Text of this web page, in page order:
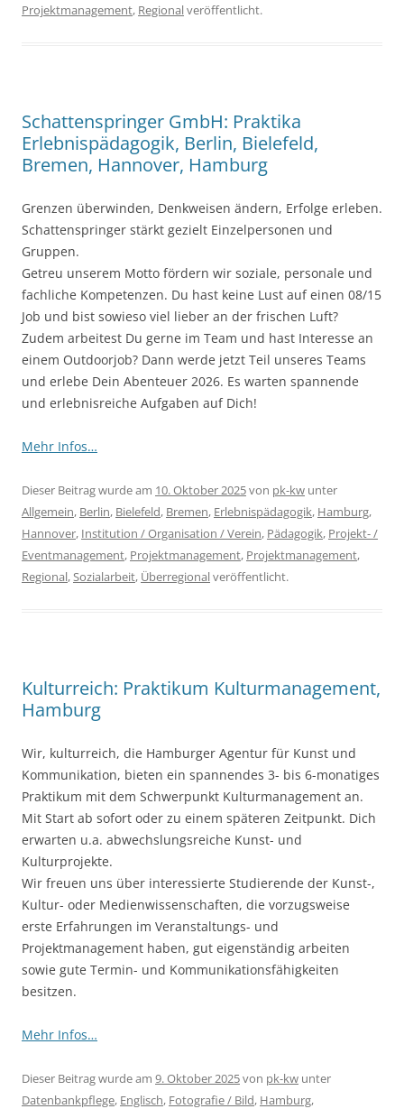
Projektmanagement, Regionalveröffentlicht.
Schattenspringer GmbH: Praktika
Erlebnispädagogik, Berlin, Bielefeld,
Bremen, Hannover, Hamburg
Grenzen überwinden, Denkweisen ändern, Erfolge erleben.
Schattenspringer stärkt gezielt Einzelpersonen und
Gruppen.
Getreu unserem Motto fördern wir soziale, personale und
fachliche Kompetenzen. Du hast keine Lust auf einen 08/15
Job und bist sowieso viel lieber an der frischen Luft?
Zudem arbeitest Du gerne im Team und hast Interesse an
einem Outdoorjob? Dann werde jetzt Teil unseres Teams
und erlebe Dein Abenteuer 2026. Es warten spannende
und erlebnisreiche Aufgaben auf Dich!
Mehr Infos…
Dieser Beitrag wurde am 10. Oktober 2025von pk-kw unter
Allgemein, Berlin, Bielefeld, Bremen, Erlebnispädagogik, Hamburg,
Hannover, Institution / Organisation / Verein, Pädagogik, Projekt- /
Eventmanagement, Projektmanagement, Projektmanagement,
Regional,Sozialarbeit, Überregionalveröffentlicht.
Kulturreich: Praktikum Kulturmanagement,
Hamburg
Wir, kulturreich, die Hamburger Agentur für Kunst und
Kommunikation, bieten ein spannendes 3- bis 6-monatiges
Praktikum mit dem Schwerpunkt Kulturmanagement an.
Mit Start ab sofort oder zu einem späteren Zeitpunkt. Dich
erwarten u.a. abwechslungsreiche Kunst- und
Kulturprojekte.
Wir freuen uns über interessierte Studierende der Kunst-,
Kultur- oder Medienwissenschaften, die vorzugsweise
erste Erfahrungen im Veranstaltungs- und
Projektmanagement haben, gut eigenständig arbeiten
sowie gute Termin- und Kommunikationsfähigkeiten
besitzen.
Mehr Infos…
Dieser Beitrag wurde am 9. Oktober 2025von pk-kw unter
Datenbankpflege, Englisch, Fotografie / Bild, Hamburg,